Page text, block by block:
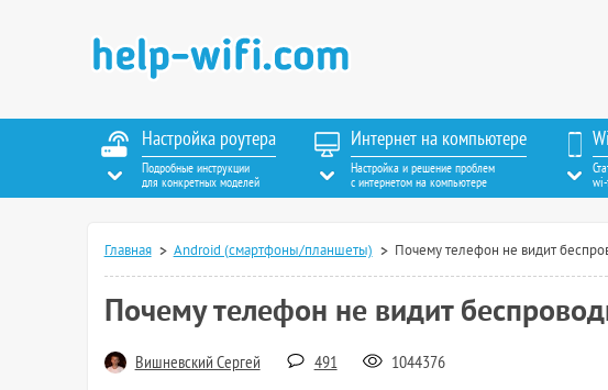
Настройка роутера
Подробные инструкции
для конкретных моделей
Интернет на компьютере
Настройка и решение проблем
с интернетом на компьютере
Главная Android (смартфоны/планшеты) Почему телефон не видит
Почему телефон не видит
Вишневский Сергей 491 1044376